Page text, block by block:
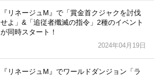
『リネージュM』で「賞金首クジャクを討伐
せよ」&「追従者殲滅の指令」2種のイベント
が同時スタート！
2024年04月19日
『リネージュM』でワールドダンジョン「ラ